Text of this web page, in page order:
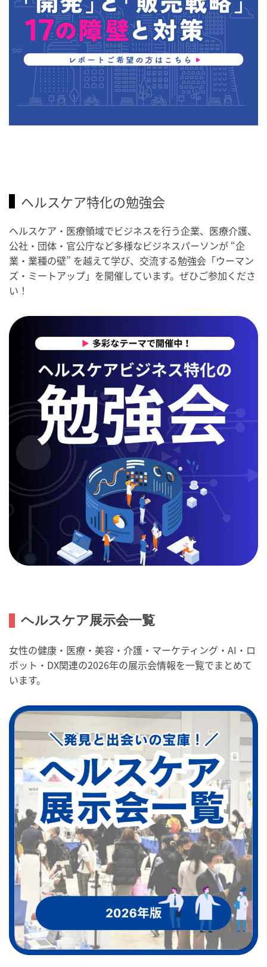
ヘルスケア特化の勉強会
ヘルスケア・医療領域でビジネスを行う企業、医療介護、
公社・団体・官公庁など多様なビジネスパーソンが “企
業・業種の壁” を越えて学び、交流する勉強会「ウーマン
ズ・ミートアップ」を開催しています。ぜひご参加くださ
い！
ヘルスケア展示会一覧
女性の健康・医療・美容・介護・マーケティング・AI・ロ
ボット・DX関連の2026年の展示会情報を一覧でまとめて
います。